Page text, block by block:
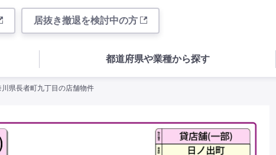
居抜き撤退を検討中の方
都道府県や業種から探す
県長者町九丁目の店舗物件